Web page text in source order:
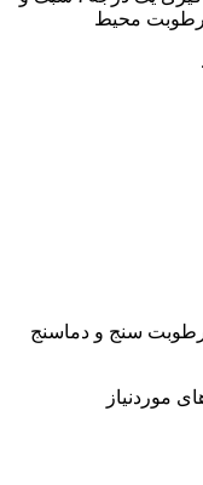
رطوبت محیط
سنج و دماسنج
موردنیاز